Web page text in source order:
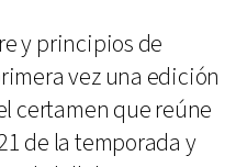
y principios de
vez una edición
certamen que reúne
de la temporada y